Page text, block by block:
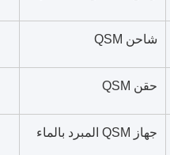
شاحن QSM
حقن QSM
جهاز QSM المبرد بالماء